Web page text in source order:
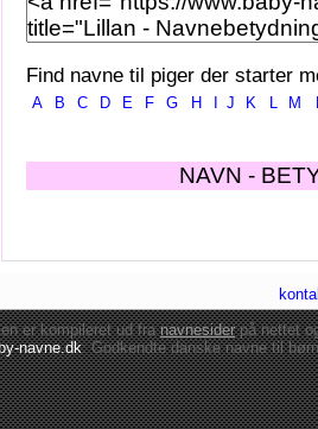
Find navne til piger der starter
A B C D E F G H J K L M
NAVN -
er kompileret ud franavnesiderpå nettet
navne.dk: Godkendte danskenavne til børn